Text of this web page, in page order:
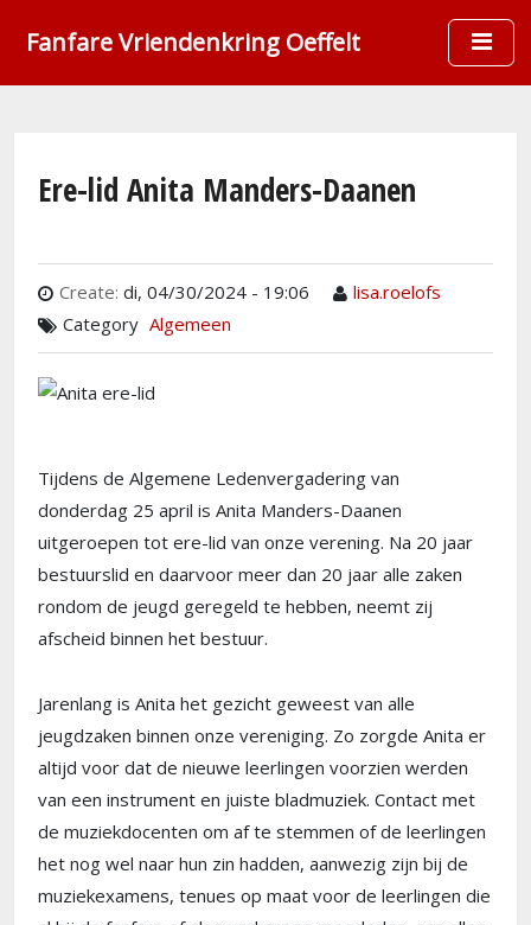
Fanfare Vriendenkring Oeffelt
Ere-lid Anita Manders-Daanen
Create: di, 04/30/2024 - 19:06
lisa.roelofs
Category Algemeen
Tijdens de Algemene Ledenvergadering van
donderdag 25 april is Anita Manders-Daanen
uitgeroepen tot ere-lid van onze verening. Na 20 jaar
bestuurslid en daarvoor meer dan 20 jaar alle zaken
rondom de jeugd geregeld te hebben, neemt zij
afscheid binnen het bestuur.
Jarenlang is Anita het gezicht geweest van alle
jeugdzaken binnen onze vereniging. Zo zorgde Anita er
altijd voor dat de nieuwe leerlingen voorzien werden
van een instrument en juiste bladmuziek. Contact met
de muziekdocenten om af te stemmen of de leerlingen
het nog wel naar hun zin hadden, aanwezig zijn bij de
muziekexamens, tenues op maat voor de leerlingen die